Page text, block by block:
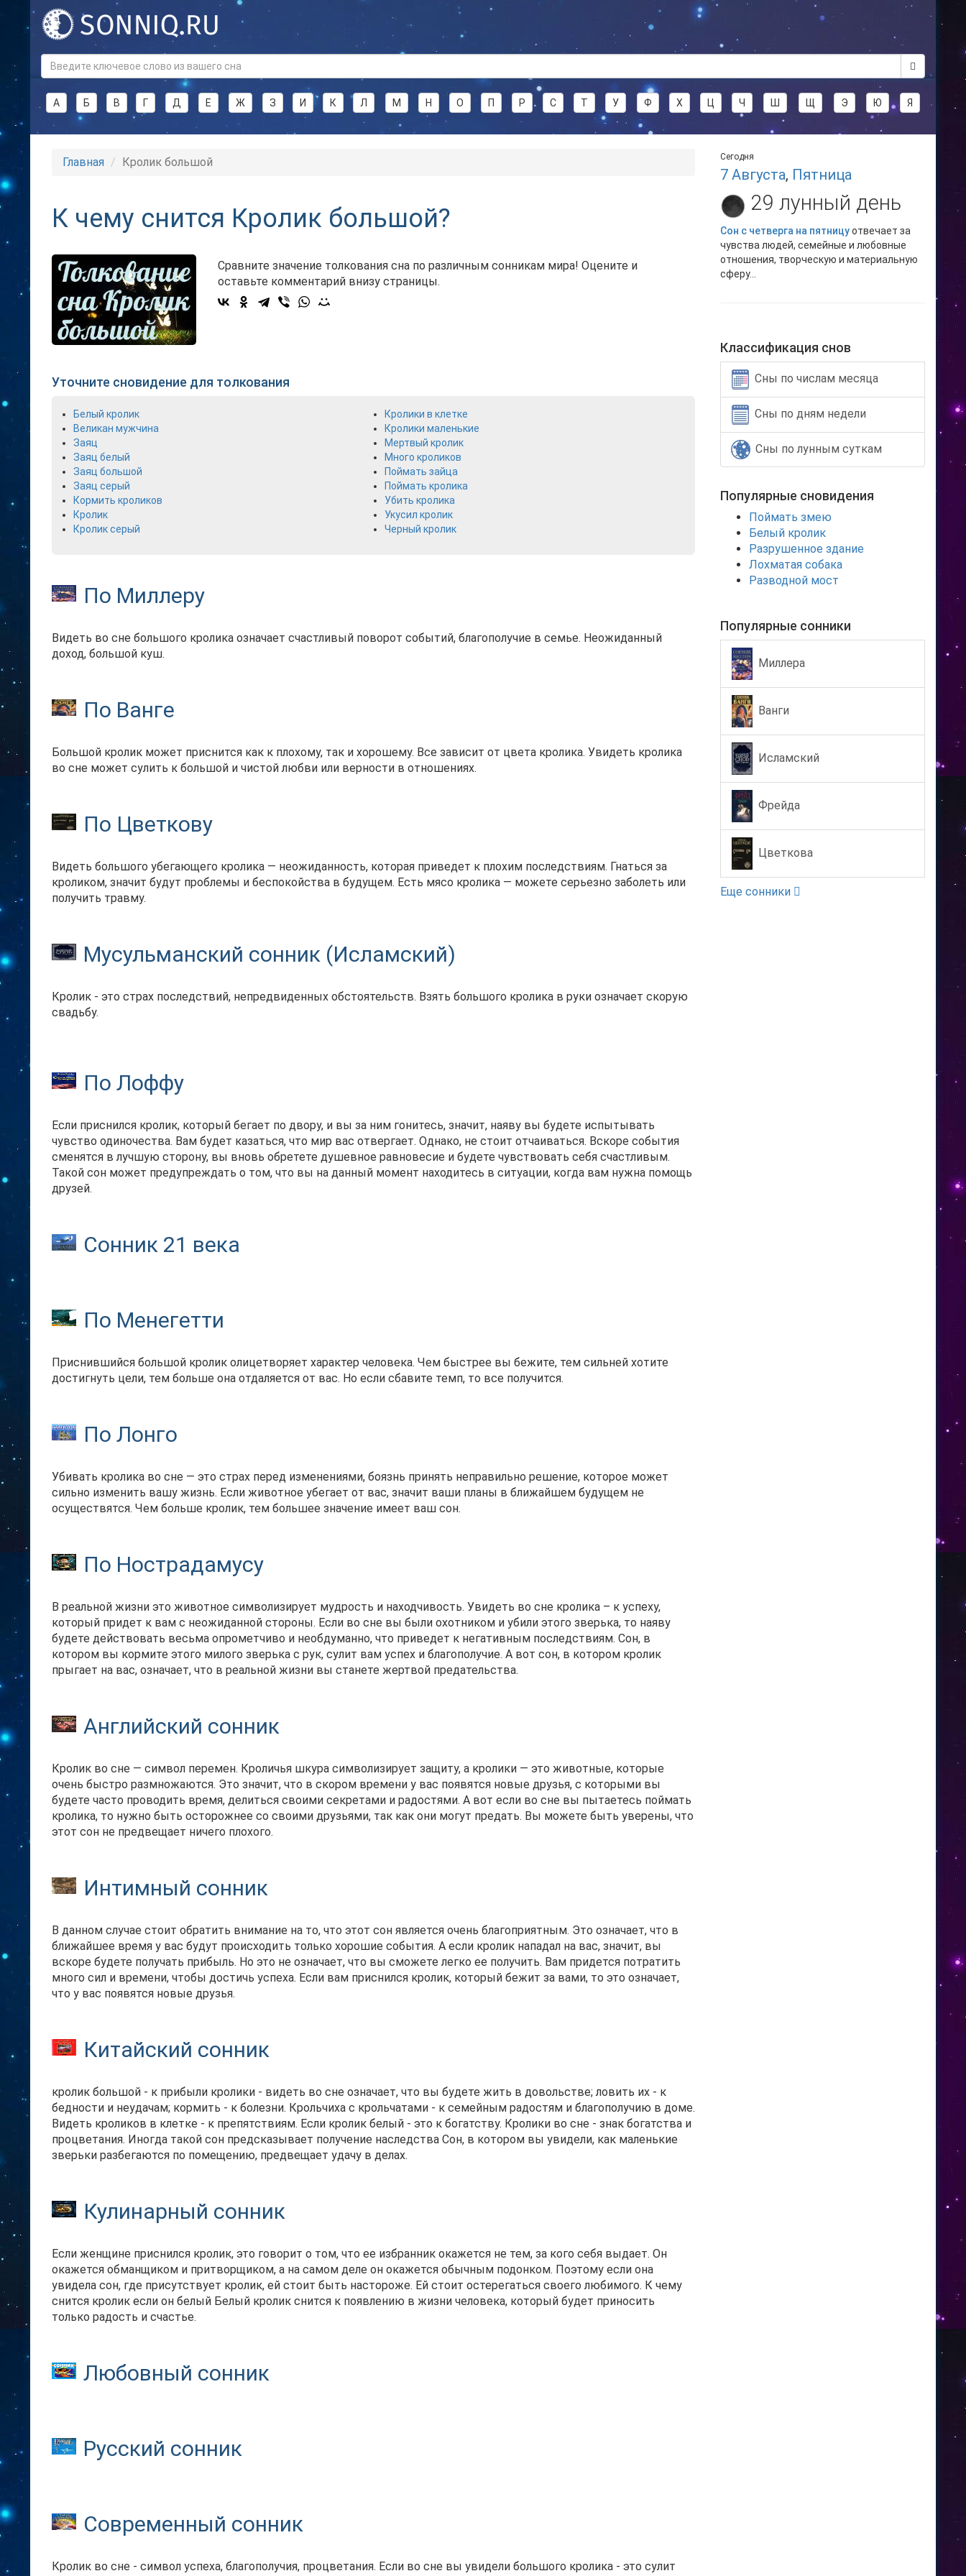
А Б В Г Д Е Ж З И К Л М Н О П Р С Т У Ф Х Ц Ч Ш Щ Э Ю Я
Главная Кролик большой
К чему снится Кролик большой?
Сравните значение толкования сна по различным сонникам мира! Оцените и
оставьте комментарий внизу страницы.
Уточните сновидение для толкования
Белый кролик
Великан мужчина
Заяц
Заяц белый
Заяц большой
Заяц серый
Кормить кроликов
Кролик
Кролик серый
Кролики в клетке
Кролики маленькие
Мертвый кролик
Много кроликов
Поймать зайца
Поймать кролика
Убить кролика
Укусил кролик
Черный кролик
По Миллеру
Видеть во сне большого кролика означает счастливый поворот событий, благополучие в семье. Неожиданный
доход, большой куш.
По Ванге
Большой кролик может приснится как к плохому, так и хорошему. Все зависит от цвета кролика. Увидеть кролика
во сне может сулить к большой и чистой любви или верности в отношениях.
По Цветкову
Видеть большого убегающего кролика — неожиданность, которая приведет к плохим последствиям. Гнаться за
кроликом, значит будут проблемы и беспокойства в будущем. Есть мясо кролика — можете серьезно заболеть или
получить травму.
Мусульманский сонник (Исламский)
Кролик - это страх последствий, непредвиденных обстоятельств. Взять большого кролика в руки означает скорую
свадьбу.
По Лоффу
Если приснился кролик, который бегает по двору, и вы за ним гонитесь, значит, наяву вы будете испытывать
чувство одиночества. Вам будет казаться, что мир вас отвергает. Однако, не стоит отчаиваться. Вскоре события
сменятся в лучшую сторону, вы вновь обретете душевное равновесие и будете чувствовать себя счастливым.
Такой сон может предупреждать о том, что вы на данный момент находитесь в ситуации, когда вам нужна помощь
друзей.
Сонник 21 века
По Менегетти
Приснившийся большой кролик олицетворяет характер человека. Чем быстрее вы бежите, тем сильней хотите
достигнуть цели, тем больше она отдаляется от вас. Но если сбавите темп, то все получится.
По Лонго
Убивать кролика во сне — это страх перед изменениями, боязнь принять неправильно решение, которое может
сильно изменить вашу жизнь. Если животное убегает от вас, значит ваши планы в ближайшем будущем не
осуществятся. Чем больше кролик, тем большее значение имеет ваш сон.
По Нострадамусу
В реальной жизни это животное символизирует мудрость и находчивость. Увидеть во сне кролика – к успеху,
который придет к вам с неожиданной стороны. Если во сне вы были охотником и убили этого зверька, то наяву
будете действовать весьма опрометчиво и необдуманно, что приведет к негативным последствиям. Сон, в
котором вы кормите этого милого зверька с рук, сулит вам успех и благополучие. А вот сон, в котором кролик
прыгает на вас, означает, что в реальной жизни вы станете жертвой предательства.
Английский сонник
Кролик во сне — символ перемен. Кроличья шкура символизирует защиту, а кролики — это животные, которые
очень быстро размножаются. Это значит, что в скором времени у вас появятся новые друзья, с которыми вы
будете часто проводить время, делиться своими секретами и радостями. А вот если во сне вы пытаетесь поймать
кролика, то нужно быть осторожнее со своими друзьями, так как они могут предать. Вы можете быть уверены, что
этот сон не предвещает ничего плохого.
Интимный сонник
В данном случае стоит обратить внимание на то, что этот сон является очень благоприятным. Это означает, что в
ближайшее время у вас будут происходить только хорошие события. А если кролик нападал на вас, значит, вы
вскоре будете получать прибыль. Но это не означает, что вы сможете легко ее получить. Вам придется потратить
много сил и времени, чтобы достичь успеха. Если вам приснился кролик, который бежит за вами, то это означает,
что у вас появятся новые друзья.
Китайский сонник
кролик большой - к прибыли кролики - видеть во сне означает, что вы будете жить в довольстве; ловить их - к
бедности и неудачам; кормить - к болезни. Крольчиха с крольчатами - к семейным радостям и благополучию в доме.
Видеть кроликов в клетке - к препятствиям. Если кролик белый - это к богатству. Кролики во сне - знак богатства и
процветания. Иногда такой сон предсказывает получение наследства Сон, в котором вы увидели, как маленькие
зверьки разбегаются по помещению, предвещает удачу в делах.
Кулинарный сонник
Если женщине приснился кролик, это говорит о том, что ее избранник окажется не тем, за кого себя выдает. Он
окажется обманщиком и притворщиком, а на самом деле он окажется обычным подонком. Поэтому если она
увидела сон, где присутствует кролик, ей стоит быть настороже. Ей стоит остерегаться своего любимого. К чему
снится кролик если он белый Белый кролик снится к появлению в жизни человека, который будет приносить
только радость и счастье.
Любовный сонник
Русский сонник
Современный сонник
Кролик во сне - символ успеха, благополучия, процветания. Если во сне вы увидели большого кролика - это сулит
Сегодня
7 Августа, Пятница
29 лунный день
Сон с четверга на пятницуотвечает за
чувства людей, семейные и любовные
отношения, творческую и материальную
сферу...
Классификация снов
Сны по числам месяца
Сны по дням недели
Сны по лунным суткам
Популярные сновидения
Поймать змею
Белый кролик
Разрушенное здание
Лохматая собака
Разводной мост
Популярные сонники
Миллера
Ванги
Исламский
Фрейда
Цветкова
Еще сонники